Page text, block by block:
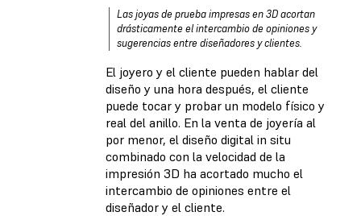
Las joyas de prueba impresas en 3D acortan
drásticamente el intercambio de opiniones y
sugerencias entre diseñadores y clientes.
El joyero y el cliente pueden hablar del
diseño y una hora después, el cliente
puede tocar y probar un modelo físico y
real del anillo. En la venta de joyería al
por menor, el diseño digital in situ
combinado con la velocidad de la
impresión 3D ha acortado mucho el
intercambio de opiniones entre el
diseñador y el cliente.